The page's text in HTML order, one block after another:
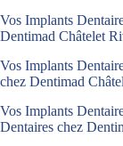
Vos Implants
Dentimad Châtelet
Vos Implants
chez Dentimad
Vos Implants
Dentaires chez